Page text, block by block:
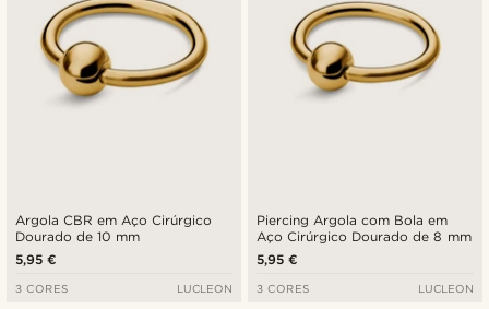
Argola CBR em Aço Cirúrgico
Dourado de 10 mm
5,95 €
3 CORES LUCLEON
Piercing Argola com Bola em
Aço Cirúrgico Dourado de 8 mm
5,95 €
3 CORES LUCLEON